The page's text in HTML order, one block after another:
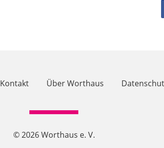
Kontakt Über Worthaus
© 2026 Worthaus e. V.